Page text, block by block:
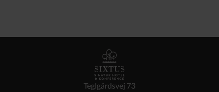
Teglgårdsvej 73